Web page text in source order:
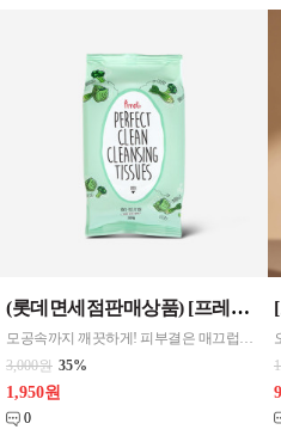
(롯데면세점판매상품) [프레티] 퍼펙트 클린 데일리 클렌징 티슈 30매
모공속까지 깨끗하게! 피부결은 매끄럽게! 브로콜리싹추출물로 피부를 맑고 깨끗하게! [제품구성] > 퍼펙트 클린 데일리 클렌징 티슈 30매 [제품규격] > 98*145*40mm [제품특징] > 저자극 클렌징 > 피부 노폐물 제거 > 자연유래 성분
3,000원 35%
1,950원
0